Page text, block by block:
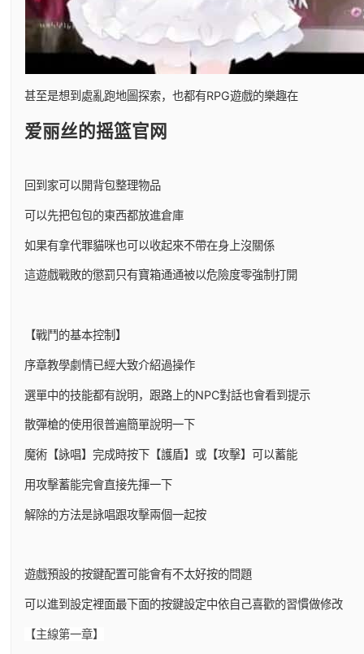
甚至是想到處亂跑地圖探索，也都有RPG遊戲的樂趣在
爱丽丝的摇篮官网
回到家可以開背包整理物品
可以先把包包的東西都放進倉庫
如果有拿代罪貓咪也可以收起來不帶在身上沒關係
這遊戲戰敗的懲罰只有寶箱通通被以危險度零強制打開
【戰鬥的基本控制】
序章教學劇情已經大致介紹過操作
選單中的技能都有說明，跟路上的NPC對話也會看到提示
散彈槍的使用很普遍簡單說明一下
魔術【詠唱】完成時按下【護盾】或【攻擊】可以蓄能
用攻擊蓄能完會直接先揮一下
解除的方法是詠唱跟攻擊兩個一起按
遊戲預設的按鍵配置可能會有不太好按的問題
可以進到設定裡面最下面的按鍵設定中依自己喜歡的習慣做修改
【主線第一章】